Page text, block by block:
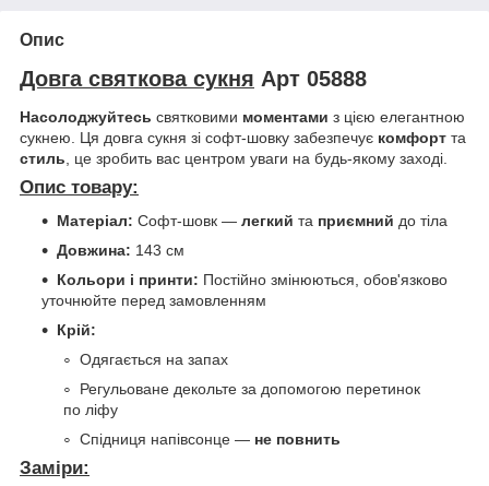
Опис
Довга святкова сукня Арт 05888
Насолоджуйтесь святковими моментами з цією елегантною
сукнею. Ця довга сукня зі софт-шовку забезпечує комфорт та
стиль, це зробить вас центром уваги на будь-якому заході.
Опис товару:
Матеріал: Софт-шовк — легкий та приємний до тіла
Довжина: 143 см
Кольори і принти: Постійно змінюються, обов'язково
уточнюйте перед замовленням
Крій:
Одягається на запах
Регульоване декольте за допомогою перетинок
по ліфу
Спідниця напівсонце — не повнить
Заміри: